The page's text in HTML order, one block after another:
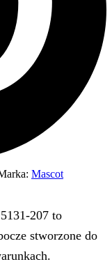
Mascot
207 to
stworzone do